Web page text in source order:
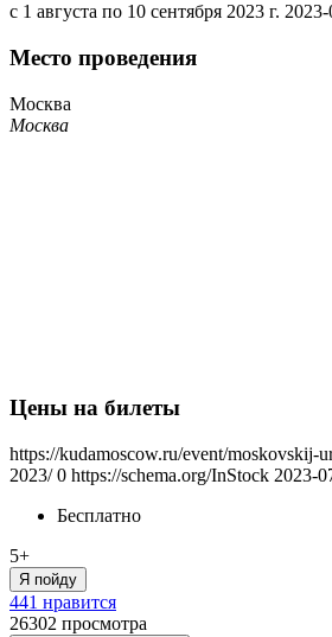
с 1 августа по 10 сентября 2023 г. 2023-
Место проведения
Москва
Москва
Цены на билеты
https://kudamoscow.ru/event/moskovskij-
2023/ 0 https://schema.org/InStock 2023-
Бесплатно
5+
Я пойду
441 нравится
26302 просмотра